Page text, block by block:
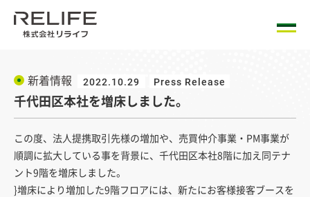
新着情報 2022.10.29 Press Release
千代田区本社を増床しました。
この度、法人提携取引先様の増加や、売買仲介事業・PM事業が
順調に拡大している事を背景に、千代田区本社8階に加え同テナ
ント9階を増床しました。
}増床により増加した9階フロアには、新たにお客様接客ブースを